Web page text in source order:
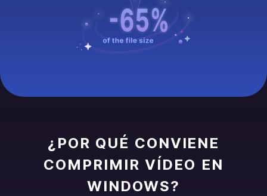
¿POR QUÉ CONVIENE
COMPRIMIR VÍDEO EN
WINDOWS?